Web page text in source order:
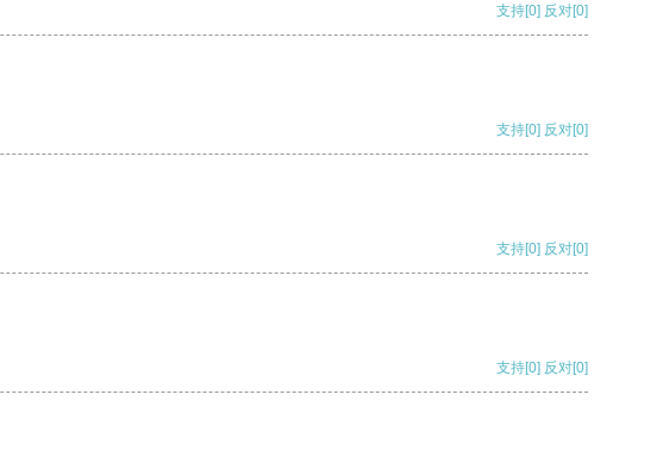
支持[0] 反对[0]
支持[0] 反对[0]
支持[0] 反对[0]
支持[0] 反对[0]